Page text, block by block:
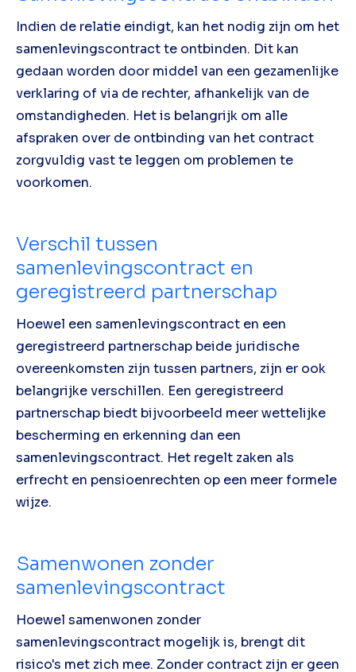
Indien de relatie eindigt, kan het nodig zijn om het
samenlevingscontract te ontbinden. Dit kan
gedaan worden door middel van een gezamenlijke
verklaring of via de rechter, afhankelijk van de
omstandigheden. Het is belangrijk om alle
afspraken over de ontbinding van het contract
zorgvuldig vast te leggen om problemen te
voorkomen.
Verschil tussen
samenlevingscontract en
geregistreerd partnerschap
Hoewel een samenlevingscontract en een
geregistreerd partnerschap beide juridische
overeenkomsten zijn tussen partners, zijn er ook
belangrijke verschillen. Een geregistreerd
partnerschap biedt bijvoorbeeld meer wettelijke
bescherming en erkenning dan een
samenlevingscontract. Het regelt zaken als
erfrecht en pensioenrechten op een meer formele
wijze.
Samenwonen zonder
samenlevingscontract
Hoewel samenwonen zonder
samenlevingscontract mogelijk is, brengt dit
risico's met zich mee. Zonder contract zijn er geen